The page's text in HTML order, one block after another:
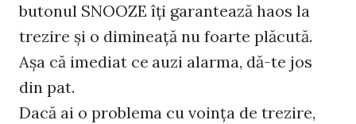
butonul SNOOZE îţi garantează haos la
trezire şi o dimineaţă nu foarte plăcută.
Aşa că imediat ce auzi alarma, dă-te jos
din pat.
Dacă ai o problema cu voinţa de trezire,